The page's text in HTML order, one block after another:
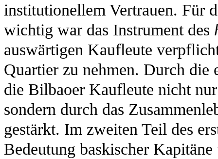
institutionellem Vertrauen. Für
wichtig war das Instrument des
auswärtigen Kaufleute
Quartier zu nehmen. Durch die
die Bilbaoer Kaufleute nicht
sondern durch das
gestärkt. Im zweiten Teil des
Bedeutung baskischer